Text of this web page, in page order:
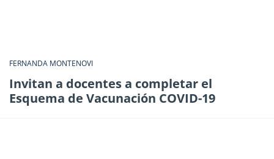
FERNANDA MONTENOVI
Invitan a docentes a completar el
Esquema de Vacunación COVID-19